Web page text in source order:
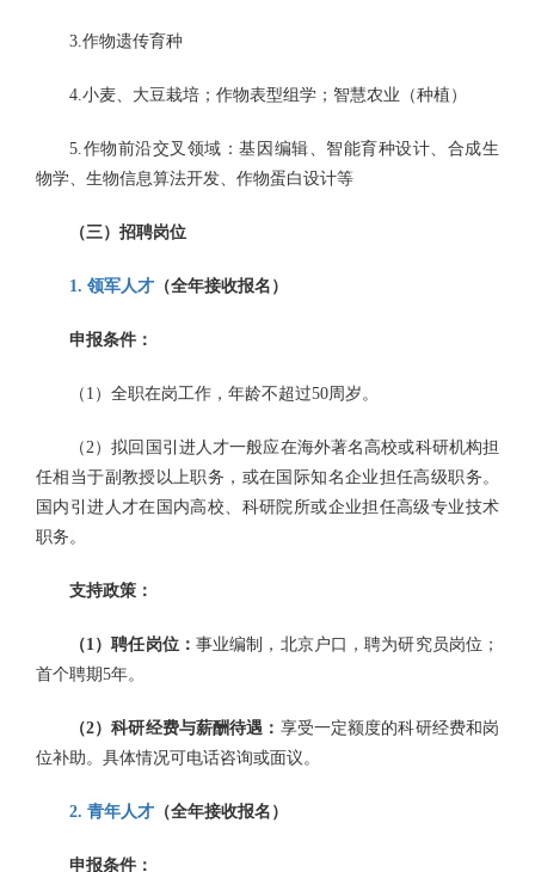
3.作物遗传育种
4.小麦、大豆栽培；作物表型组学；智慧农业（种植）
5.作物前沿交叉领域：基因编辑、智能育种设计、合成生
物学、生物信息算法开发、作物蛋白设计等
（三）招聘岗位
1. 领军人才 （全年接收报名）
申报条件：
（1）全职在岗工作，年龄不超过50周岁。
（2）拟回国引进人才一般应在海外著名高校或科研机构担
任相当于副教授以上职务，或在国际知名企业担任高级职务。
国内引进人才在国内高校、科研院所或企业担任高级专业技术
职务。
支持政策：
（1）聘任岗位： 事业编制，北京户口，聘为研究员岗位；
首个聘期5年。
（2）科研经费与薪酬待遇 ： 享受一定额度的科研经费和岗
位补助。具体情况可电话咨询或面议。
2. 青年人才 （全年接收报名）
申报条件：